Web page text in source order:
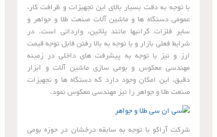
با توجه به دقت بسیار بالای این تجهیزات و ظرافت کار،
عمومی دستگاه ها و ماشین آلات صنعت طلا و جواهر و
سایر فلزات گرانبها مانند پلاتین، وارداتی است. در
شرایط فعلی بازار و با توجه به بالا رفتن قابل توجه قیمت
ارز و نیز با توجه به پیشرفت های داخلی در زمینه
مهندسی معکوس و بومی سازی ماشین آلات و ابزار
دقیق، این امکان وجود دارد که دستگاه ها و تجهیزات
صنعت طلا و جواهر را نیز مهندسی معکوس نمود.
شرکت آراکو با توجه به سابقه درخشان در حوزه بومی